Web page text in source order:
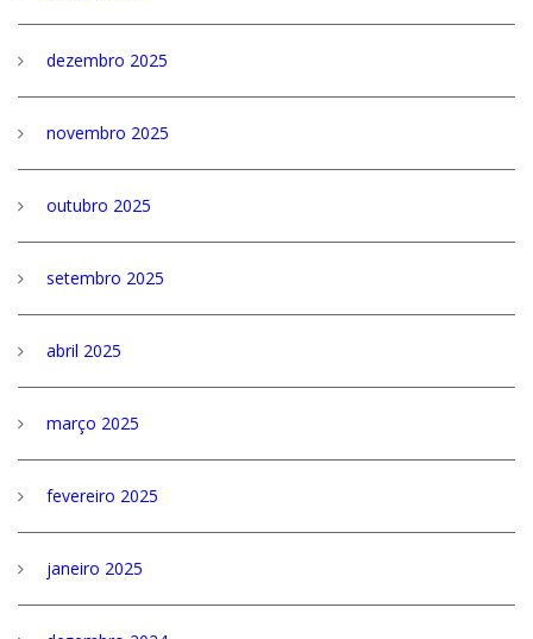
dezembro 2025
novembro 2025
outubro 2025
setembro 2025
abril 2025
março 2025
fevereiro 2025
janeiro 2025